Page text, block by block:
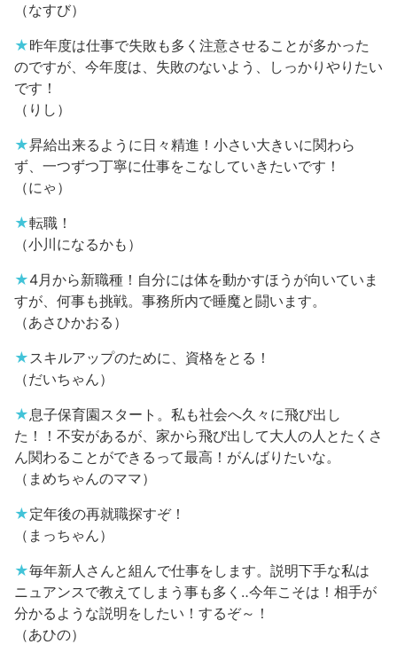
（なすび）
★昨年度は仕事で失敗も多く注意させることが多かった
のですが、今年度は、失敗のないよう、しっかりやりたい
です！
（りし）
★昇給出来るように日々精進！小さい大きいに関わら
ず、一つずつ丁寧に仕事をこなしていきたいです！
（にゃ）
★転職！
（小川になるかも）
★4月から新職種！自分には体を動かすほうが向いていま
すが、何事も挑戦。事務所内で睡魔と闘います。
（あさひかおる）
★スキルアップのために、資格をとる！
（だいちゃん）
★息子保育園スタート。私も社会へ久々に飛び出し
た！！不安があるが、家から飛び出して大人の人とたくさ
ん関わることができるって最高！がんばりたいな。
（まめちゃんのママ）
★定年後の再就職探すぞ！
（まっちゃん）
★毎年新人さんと組んで仕事をします。説明下手な私は
ニュアンスで教えてしまう事も多く‥今年こそは！相手が
分かるような説明をしたい！するぞ～！
（あひの）